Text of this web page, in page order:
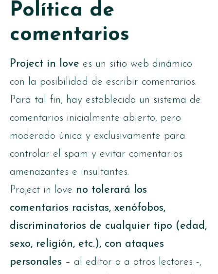
Política de
comentarios
Project in love es un sitio web dinámico
con la posibilidad de escribir comentarios.
Para tal fin, hay establecido un sistema de
comentarios inicialmente abierto, pero
moderado única y exclusivamente para
controlar el spam y evitar comentarios
amenazantes e insultantes.
Project in love no tolerará los
comentarios racistas, xenófobos,
discriminatorios de cualquier tipo (edad,
sexo, religión, etc.), con ataques
personales – al editor o a otros lectores -,